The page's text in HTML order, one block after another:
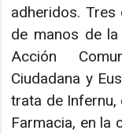
adheridos.
de manos de la
Acción
Ciudadana y
trata de Infernu,
Farmacia, en la